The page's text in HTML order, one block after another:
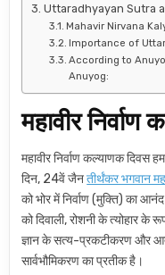
Uttaradhyayan Sutra
Mahavir Nirvana
Importance of
According to
Anuyog:
महावीर
महावीर निर्वाण कल्याणक दिवस
दिन, 24वें जैनतीर्थंकर भगवान
को भोर में निर्वाण (मुक्ति) का
को दिवाली, रोशनी के त्योहार के
ज्ञान के सत्य-प्रकटीकरण और
सार्वभौमिकरण का प्रतीक है।